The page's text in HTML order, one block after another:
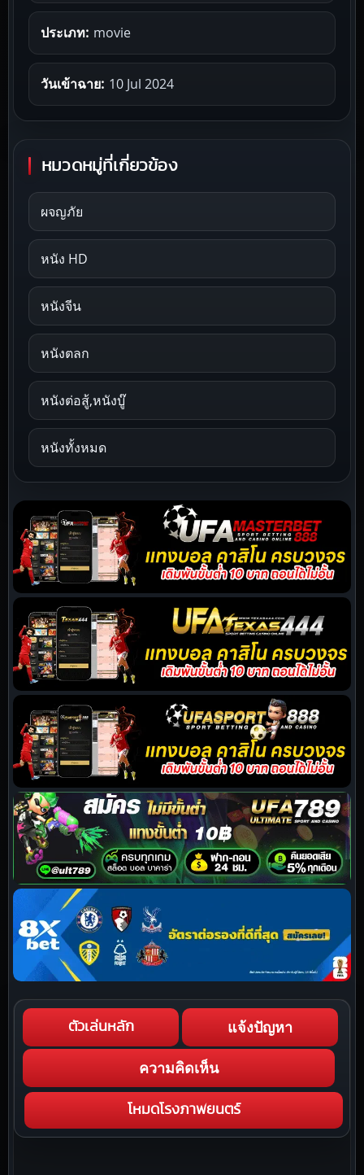
ประเภท: movie
วันเข้าฉาย: 10 Jul 2024
หมวดหมู่ที่เกี่ยวข้อง
ผจญภัย
หนัง HD
หนังจีน
หนังตลก
หนังต่อสู้,หนังบู๊
หนังทั้งหมด
ตัวเล่นหลัก แจ้งปัญหา
ความคิดเห็น
โหมดโรงภาพยนตร์